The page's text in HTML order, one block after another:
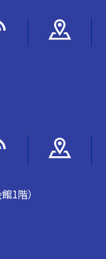
1階）